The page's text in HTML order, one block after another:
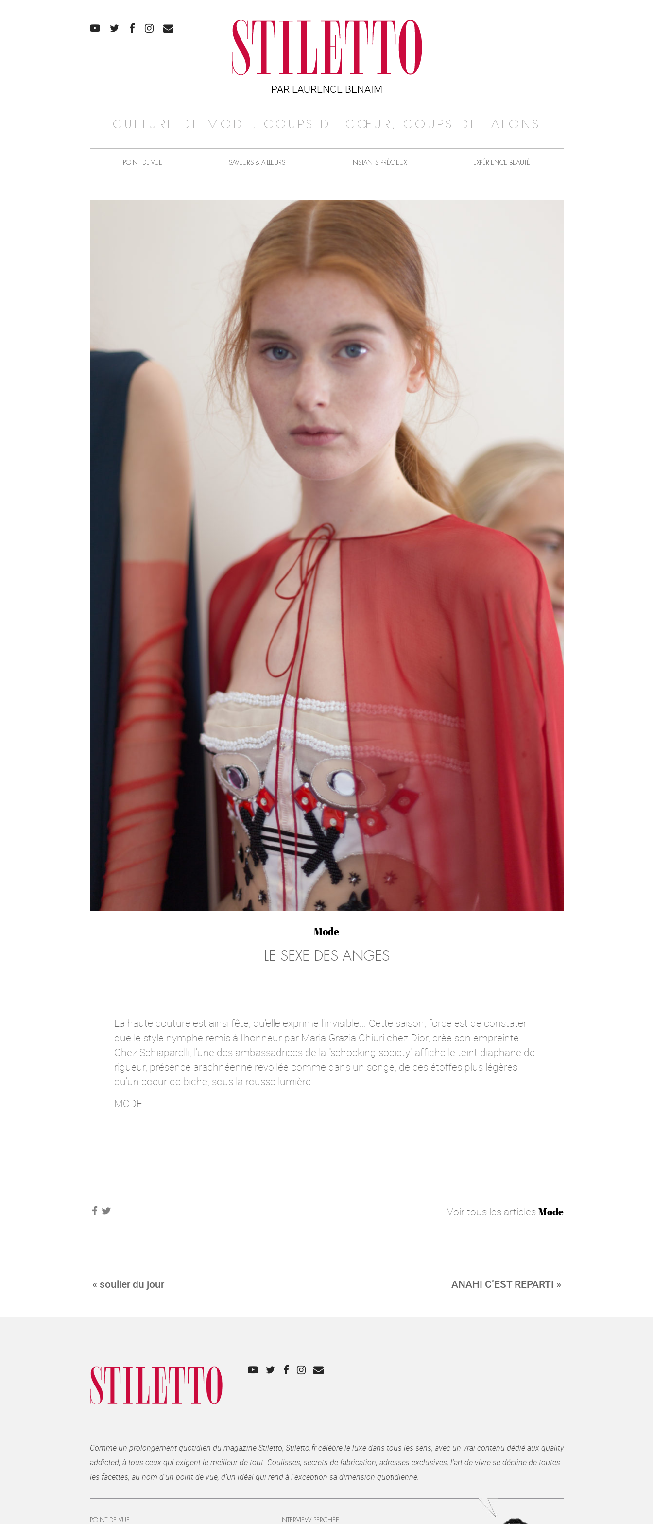
PAR LAURENCE BENAIM
CULTURE DE MODE, COUPS DE CŒUR, COUPS DE TALONS
POINT DE VUE SAVEURS & AILLEURS INSTANTS PRÉCIEUX EXPÉRIENCE BEAUTÉ
Mode
LE SEXE DES ANGES
La haute couture est ainsi fête, qu'elle exprime l'invisible... Cette saison, force est de constater
que le style nymphe remis à l'honneur par Maria Grazia Chiuri chez Dior, crèe son empreinte.
Chez Schiaparelli, l'une des ambassadrices de la "schocking society" affiche le teint diaphane de
rigueur, présence arachnéenne revoilée comme dans un songe, de ces étoffes plus légères
qu'un coeur de biche, sous la rousse lumière.
MODE
Voir tous les articles Mode
« soulier du jour ANAHI C’EST REPARTI »
Comme un prolongement quotidien du magazine Stiletto, Stiletto.fr célèbre le luxe dans tous les sens, avec un vrai contenu dédié aux quality
addicted, à tous ceux qui exigent le meilleur de tout. Coulisses, secrets de fabrication, adresses exclusives, l’art de vivre se décline de toutes
les facettes, au nom d’un point de vue, d’un idéal qui rend à l’exception sa dimension quotidienne.
POINT DE VUE INTERVIEW PERCHÉE